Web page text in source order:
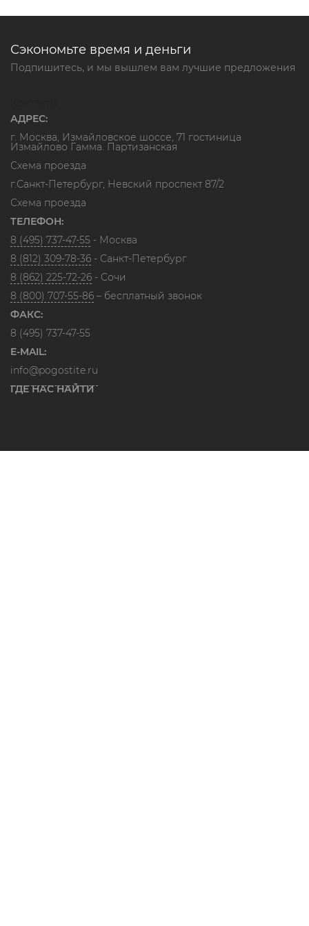
Сэкономьте время и деньги
Подпишитесь, и мы вышлем вам лучшие предложения
АДРЕС:
г. Москва, Измайловское шоссе, 71 гостиница
Измайлово Гамма. Партизанская
Схема проезда
г.Санкт-Петербург, Невский проспект 87/2
Схема проезда
ТЕЛЕФОН:
8 (495) 737-47-55 - Москва
8 (812) 309-78-36 - Санкт-Петербург
8 (862) 225-72-26 - Сочи
8 (800) 707-55-86 – бесплатный звонок
ФАКС:
8 (495) 737-47-55
E-MAIL:
info@pogostite.ru
ГДЕ НАС НАЙТИ